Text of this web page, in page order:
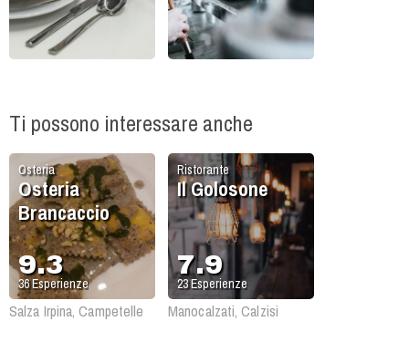
Ti possono interessare anche
Osteria
Osteria
Brancaccio
9.3
36Esperienze
Salza Irpina, Campetelle
Ristorante
Il Golosone
7.9
23Esperienze
Manocalzati, Calzisi